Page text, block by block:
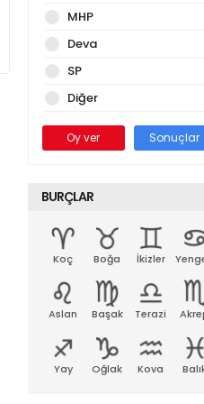
MHP
Deva
SP
Diğer
Oy ver Sonuçlar
BURÇLAR
Koç Boğa İkizler
Aslan Başak Terazi
Yay Oğlak Kova